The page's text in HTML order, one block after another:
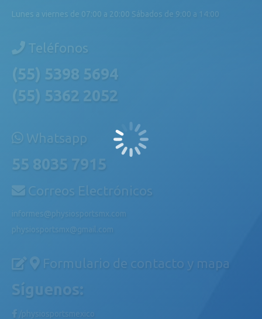
Lunes a viernes de 07:00 a 20:00 Sábados de 9:00 a 14:00
Teléfonos
(55) 5398 5694
(55) 5362 2052
Whatsapp
55 8035 7915
Correos Electrónicos
informes@physiosportsmx.com
physiosportsmx@gmail.com
Formulario de contacto y mapa
Síguenos:
/physiosportsmexico